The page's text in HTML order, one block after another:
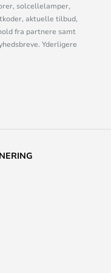
solcellelamper,
aktuelle tilbud,
fra partnere samt
Yderligere